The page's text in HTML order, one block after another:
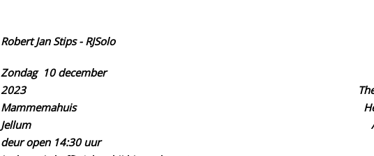
Robert Jan Stips -
Zondag 10 december
2023
Mammemahuis Hegedyk 15 –
Jellum Aanvang
deur open 14:30 uur Entree